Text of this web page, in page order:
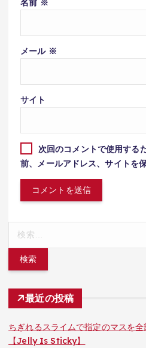
名前 ※
メール ※
サイト
次回のコメントで使用する
前、メールアドレス、サイトを保
最近の投稿
ちぎれるスライムで指定のマスを
【Jelly Is Sticky】